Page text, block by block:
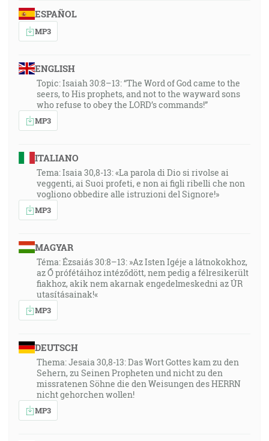
ESPAÑOL
MP3
ENGLISH
Topic: Isaiah 30:8–13: “The Word of God came to the
seers, to His prophets, and not to the wayward sons
who refuse to obey the LORD’s commands!”
MP3
ITALIANO
Tema: Isaia 30,8-13: «La parola di Dio si rivolse ai
veggenti, ai Suoi profeti, e non ai figli ribelli che non
vogliono obbedire alle istruzioni del Signore!»
MP3
MAGYAR
Téma: Ézsaiás 30:8–13: »Az Isten Igéje a látnokokhoz,
az Ő prófétáihoz intéződött, nem pedig a félresikerült
fiakhoz, akik nem akarnak engedelmeskedni az ÚR
utasításainak!«
MP3
DEUTSCH
Thema: Jesaia 30,8-13: Das Wort Gottes kam zu den
Sehern, zu Seinen Propheten und nicht zu den
missratenen Söhne die den Weisungen des HERRN
nicht gehorchen wollen!
MP3